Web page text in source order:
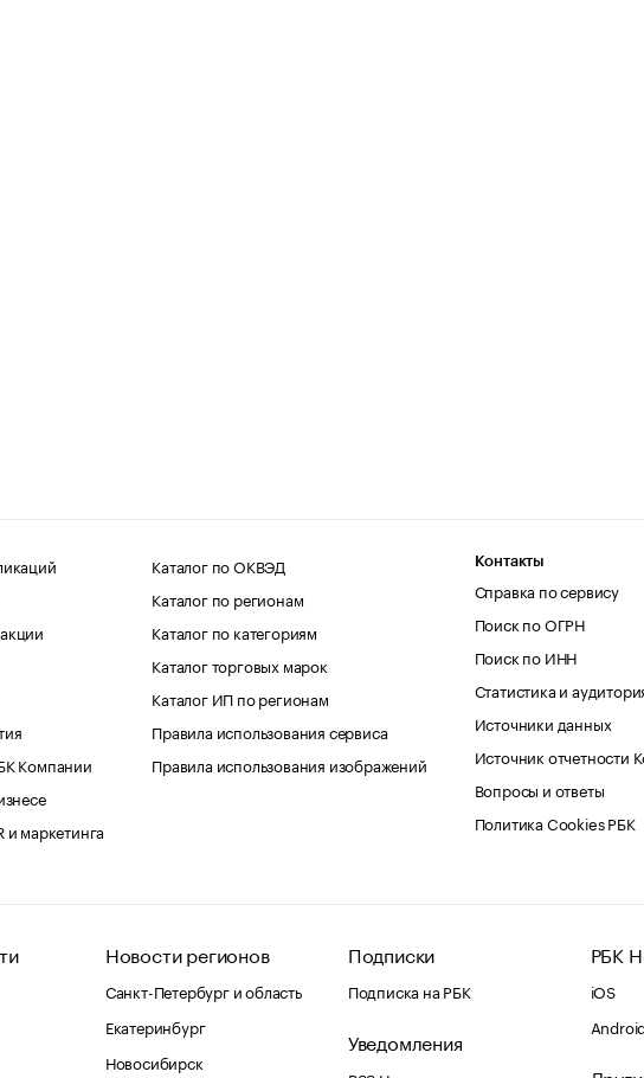
Компании
и маркетинга
Каталог по ОКВЭД
Каталог по регионам
Каталог по категориям
Каталог торговых марок
Каталог ИП по регионам
Правила использования сервиса
Правила использования изображений
Контакты
Справка по сервису
Поиск по ОГРН
Поиск по ИНН
Статистика и
Источники данных
Источник отчетности
Вопросы и ответы
Политика Cookies РБК
Новости регионов
Санкт-Петербург и область
Екатеринбург
Новосибирск
Подписки
Подписка на РБК
Уведомления
РБК
iOS